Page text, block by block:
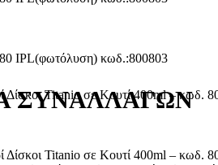
ΣΥΝΑΛΛΑΓΩΝ